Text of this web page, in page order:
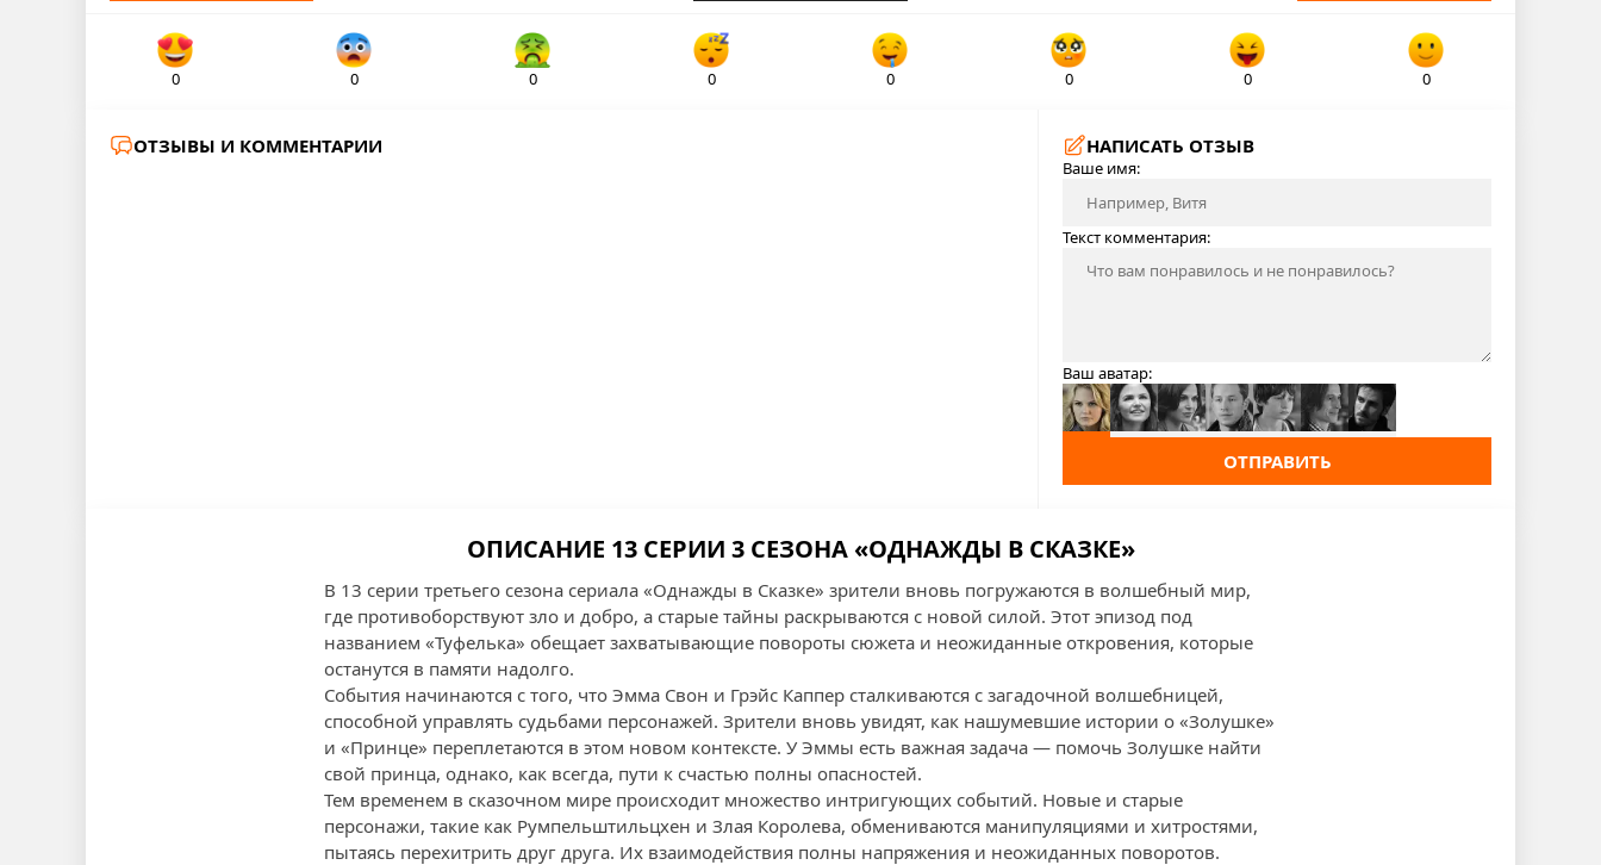
0 0 0 0 0 0 0 0
ОТЗЫВЫ И КОММЕНТАРИИ НАПИСАТЬ ОТЗЫВ
Ваше имя:
Текст комментария:
Ваш аватар:
ОТПРАВИТЬ
ОПИСАНИЕ 13 СЕРИИ 3 СЕЗОНА «ОДНАЖДЫ В СКАЗКЕ»
В 13 серии третьего сезона сериала «Однажды в Сказке» зрители вновь погружаются в волшебный мир,
где противоборствуют зло и добро, а старые тайны раскрываются с новой силой. Этот эпизод под
названием «Туфелька» обещает захватывающие повороты сюжета и неожиданные откровения, которые
останутся в памяти надолго.
События начинаются с того, что Эмма Свон и Грэйс Каппер сталкиваются с загадочной волшебницей,
способной управлять судьбами персонажей. Зрители вновь увидят, как нашумевшие истории о «Золушке»
и «Принце» переплетаются в этом новом контексте. У Эммы есть важная задача — помочь Золушке найти
свой принца, однако, как всегда, пути к счастью полны опасностей.
Тем временем в сказочном мире происходит множество интригующих событий. Новые и старые
персонажи, такие как Румпельштильцхен и Злая Королева, обмениваются манипуляциями и хитростями,
пытаясь перехитрить друг друга. Их взаимодействия полны напряжения и неожиданных поворотов.